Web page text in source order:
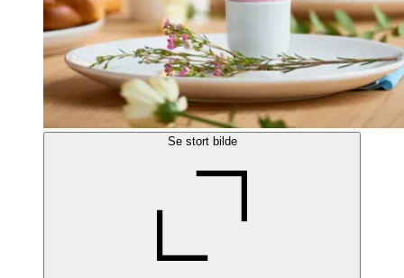
Se stort bilde